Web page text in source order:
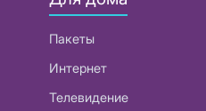
Пакеты
Интернет
Телевидение